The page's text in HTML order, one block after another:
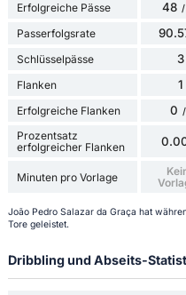
Erfolgreiche Pässe 48
Passerfolgsrate
Schlüsselpässe 3
Flanken 1
Erfolgreiche Flanken 0
Prozentsatz
erfolgreicher Flanken
Minuten pro Vorlage
João Pedro Salazar da Graça hat
Tore geleistet.
Dribbling und Abseits-